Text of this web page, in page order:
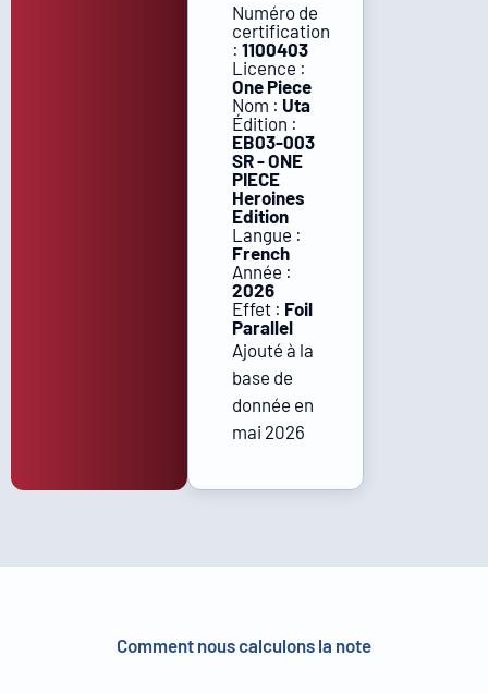
Numéro de
certification
: 1100403
Licence :
One Piece
Nom : Uta
Édition :
EB03-003
SR - ONE
PIECE
Heroines
Edition
Langue :
French
Année :
2026
Effet : Foil
Parallel
Ajouté à la
base de
donnée en
mai 2026
Comment nous calculons la note